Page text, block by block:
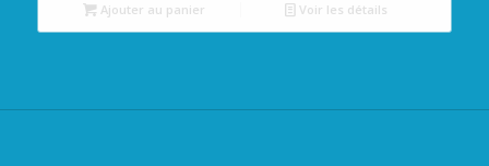
Ajouter au panier Voir les détails